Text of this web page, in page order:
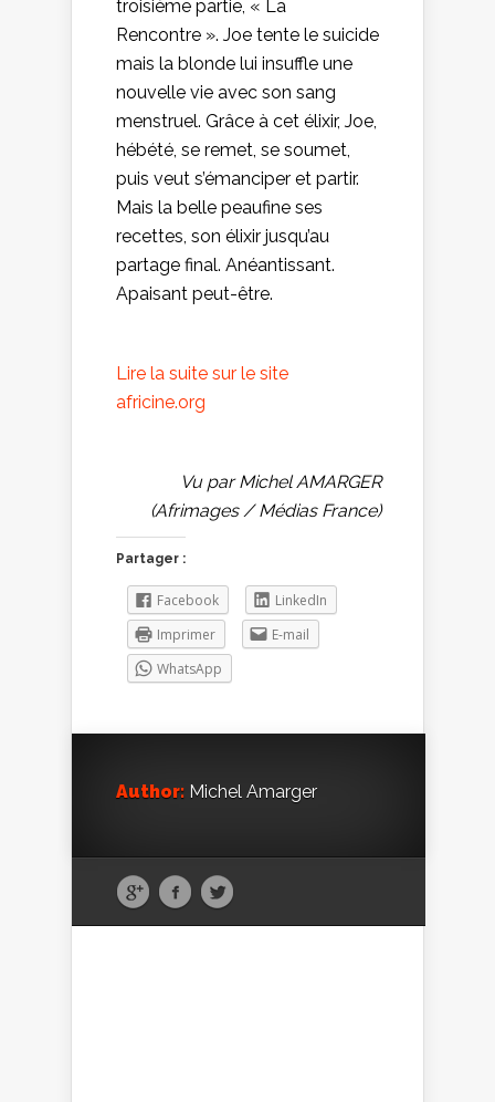
troisième partie, « La
Rencontre ». Joe tente le suicide
mais la blonde lui insuffle une
nouvelle vie avec son sang
menstruel. Grâce à cet élixir, Joe,
hébété, se remet, se soumet,
puis veut s’émanciper et partir.
Mais la belle peaufine ses
recettes, son élixir jusqu’au
partage final. Anéantissant.
Apaisant peut-être.
Lire la suite sur le site
africine.org
Vu par Michel AMARGER
(Afrimages / Médias France)
Partager :
Facebook
LinkedIn
Imprimer
E-mail
WhatsApp
Author: Michel Amarger